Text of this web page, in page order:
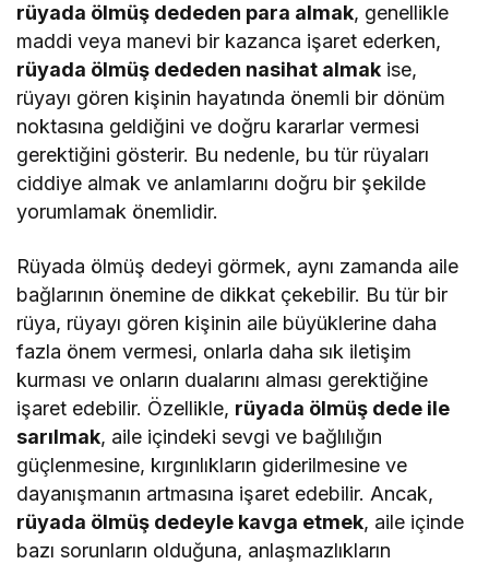
rüyada ölmüş dededen para almak, genellikle
maddi veya manevi bir kazanca işaret ederken,
rüyada ölmüş dededen nasihat almak ise,
rüyayı gören kişinin hayatında önemli bir dönüm
noktasına geldiğini ve doğru kararlar vermesi
gerektiğini gösterir. Bu nedenle, bu tür rüyaları
ciddiye almak ve anlamlarını doğru bir şekilde
yorumlamak önemlidir.
Rüyada ölmüş dedeyi görmek, aynı zamanda aile
bağlarının önemine de dikkat çekebilir. Bu tür bir
rüya, rüyayı gören kişinin aile büyüklerine daha
fazla önem vermesi, onlarla daha sık iletişim
kurması ve onların dualarını alması gerektiğine
işaret edebilir. Özellikle, rüyada ölmüş dede ile
sarılmak, aile içindeki sevgi ve bağlılığın
güçlenmesine, kırgınlıkların giderilmesine ve
dayanışmanın artmasına işaret edebilir. Ancak,
rüyada ölmüş dedeyle kavga etmek, aile içinde
bazı sorunların olduğuna, anlaşmazlıkların